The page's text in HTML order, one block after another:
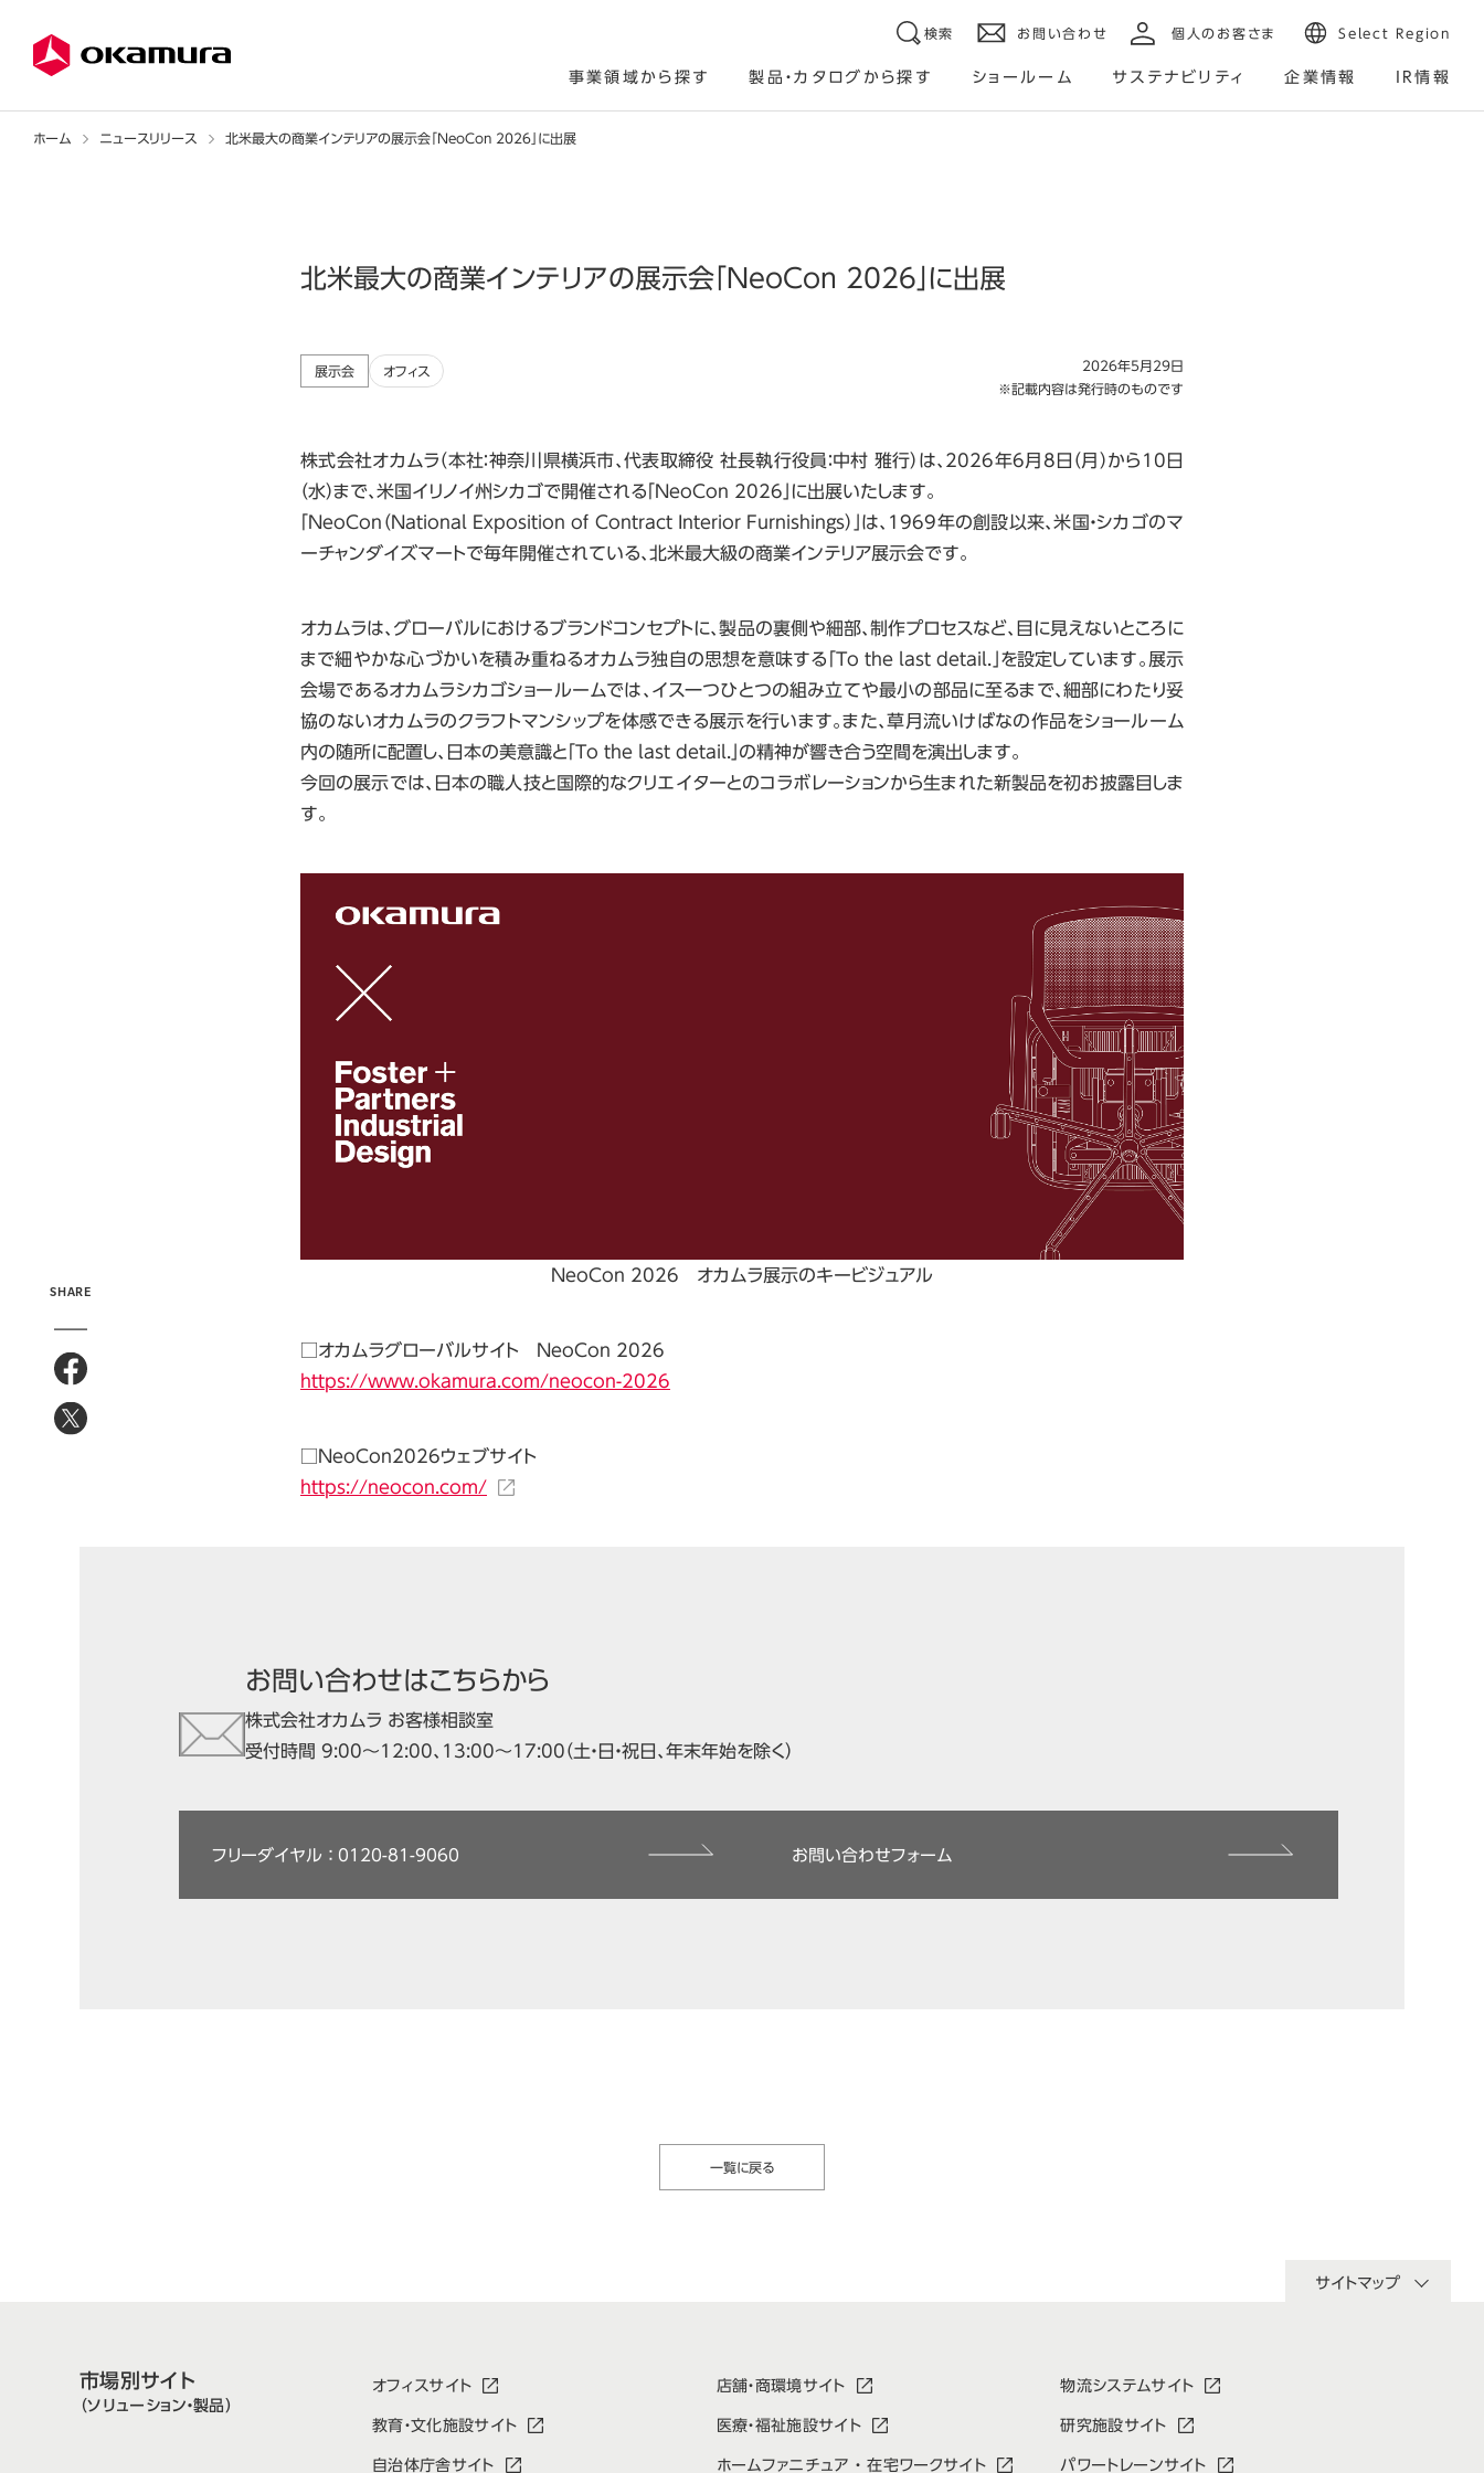
検索 お問い合わせ 個人のお客さま Select Region
事業領域から探す 製品・カタログから探す ショールーム サステナビリティ 企業情報 IR情報
ホーム ニュースリリース 北米最大の商業インテリアの展示会「NeoCon 2026」に出展
北米最大の商業インテリアの展示会「NeoCon 2026」に出展
展示会 オフィス
2026年5月29日
※記載内容は発行時のものです
株式会社オカムラ（本社：神奈川県横浜市、代表取締役 社長執行役員：中村 雅行）は、2026年6月8日（月）から10日
（水）まで、米国イリノイ州シカゴで開催される「NeoCon 2026」に出展いたします。
「NeoCon（National Exposition of Contract Interior Furnishings）」は、1969年の創設以来、米国・シカゴのマ
ーチャンダイズマートで毎年開催されている、北米最大級の商業インテリア展示会です。
オカムラは、グローバルにおけるブランドコンセプトに、製品の裏側や細部、制作プロセスなど、目に見えないところに
まで細やかな心づかいを積み重ねるオカムラ独自の思想を意味する「To the last detail.」を設定しています。展示
会場であるオカムラシカゴショールームでは、イス一つひとつの組み立てや最小の部品に至るまで、細部にわたり妥
協のないオカムラのクラフトマンシップを体感できる展示を行います。また、草月流いけばなの作品をショールーム
内の随所に配置し、日本の美意識と「To the last detail.」の精神が響き合う空間を演出します。
今回の展示では、日本の職人技と国際的なクリエイターとのコラボレーションから生まれた新製品を初お披露目しま
す。
NeoCon 2026 オカムラ展示のキービジュアル
□オカムラグローバルサイト NeoCon 2026
https://www.okamura.com/neocon-2026
□NeoCon2026ウェブサイト
https://neocon.com/
お問い合わせはこちらから
株式会社オカムラ お客様相談室
受付時間 9:00～12:00、13:00～17:00（土・日・祝日、年末年始を除く）
フリーダイヤル ： 0120-81-9060 お問い合わせフォーム
SHARE
一覧に戻る
サイトマップ
市場別サイト
（ソリューション・製品）
オフィスサイト
教育・文化施設サイト
自治体庁舎サイト
店舗・商環境サイト
医療・福祉施設サイト
ホームファニチュア ・ 在宅ワークサイト
物流システムサイト
研究施設サイト
パワートレーンサイト